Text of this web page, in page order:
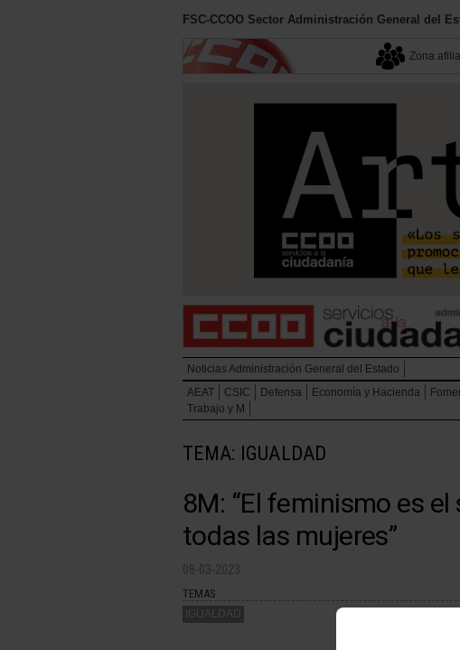
FSC-CCOO Sector Administración General del
Zona
Noticias Administración General del Estado
AEAT
CSIC Defensa Economía y Hacienda
Trabajo y M
TEMA: IGUALDAD
8M: “El feminismo es
todas las mujeres”
08-03-2023
TEMAS
IGUALDAD